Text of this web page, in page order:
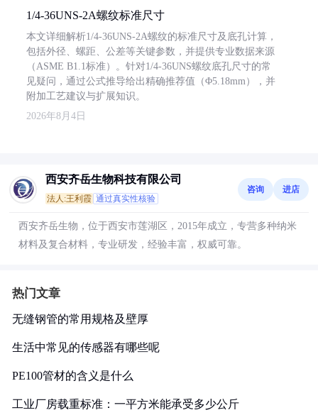
1/4-36UNS-2A螺纹标准尺寸
本文详细解析1/4-36UNS-2A螺纹的标准尺寸及底孔计算，
包括外径、螺距、公差等关键参数，并提供专业数据来源
（ASME B1.1标准）。针对1/4-36UNS螺纹底孔尺寸的常
见疑问，通过公式推导给出精确推荐值（Φ5.18mm），并
附加工艺建议与扩展知识。
2026年8月4日
西安齐岳生物科技有限公司
法人:王利霞 通过真实性核验
咨询 进店
西安齐岳生物，位于西安市莲湖区，2015年成立，专营多种纳米
材料及复合材料，专业研发，经验丰富，权威可靠。
热门文章
无缝钢管的常用规格及壁厚
生活中常见的传感器有哪些呢
PE100管材的含义是什么
工业厂房载重标准：一平方米能承受多少公斤